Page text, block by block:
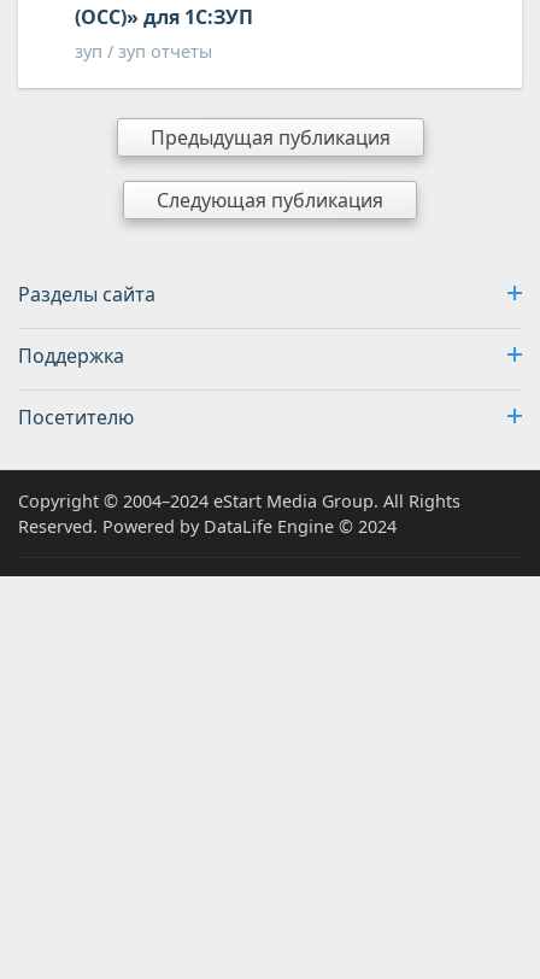
(ОСС)» для 1С:ЗУП
зуп / зуп отчеты
Предыдущая публикация
Следующая публикация
Разделы сайта
Поддержка
Посетителю
Copyright © 2004–2024 eStart Media Group. All Rights
Reserved. Powered by DataLife Engine © 2024